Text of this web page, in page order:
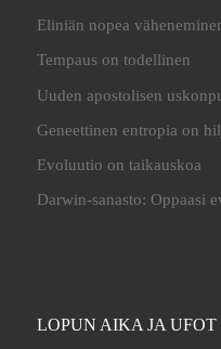
Eliniän nopea
Tempaus on todellinen
Uuden apostolisen
Geneettinen entropia on
Evoluutio on taikauskoa
Darwin-sanasto: Oppaasi
LOPUN AIKA JA UFOT